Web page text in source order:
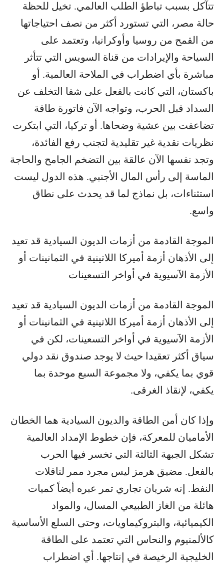
تتآكل بسبب تباطؤ الطلب العالمي. تخيل للحظة
حالة مصر، التي تستورد أكثر من نصف احتياجاتها
من القمح من روسيا وأوكرانيا، وتعتمد على
السياحة والإيرادات من قناة السويس التي تتأثر
مباشرة بأي اضطراب في الملاحة العالمية. أو
باكستان، التي كانت بالفعل على شفا التخلف عن
السداد قبل الحرب، وتواجه الآن فاتورة طاقة
تضاعفت بين عشية وضحاها. أو تركيا، التي ابتكرت
نظريات نقدية غير تقليدية لتجنب رفع الفائدة،
وتجد نفسها الآن عالقة بين التضخم الجامح والحاجة
الماسة إلى رأس المال الأجنبي. هذه الدول ليست
استثناءات، بل نماذج لما قد يحدث على نطاق
واسع.
الموجة القادمة من أزمات الديون السيادية قد تعيد
إلى الأذهان أزمة أميركا اللاتينية في الثمانينات أو
الأزمة الآسيوية في أواخر التسعينات
الموجة القادمة من أزمات الديون السيادية قد تعيد
إلى الأذهان أزمة أميركا اللاتينية في الثمانينات أو
الأزمة الآسيوية في أواخر التسعينات، لكن في
سياق أكثر تعقيدا حيث لا يوجد صندوق نقد دولي
قوي بما يكفي، ولا مجموعة السبع موحدة بما
يكفي، لإنقاذ الغرقى.
وإذا كان أمن الطاقة والديون السيادية هما الخطان
الأماميان للمعركة، فإن خطوط الإمداد العالمية
تشكل الجبهة الثالثة التي تخسر فيها الحرب
بالفعل. مضيق هرمز ليس مجرد ممر لناقلات
النفط. إنه شريان تجاري تمر عبره أيضاً كميات
هائلة من الغاز الطبيعي المسال، والمواد
الكيميائية، والبتروكيماويات، وحتى السلع الأساسية
كالألمنيوم والنحاس التي تعتمد على الطاقة
الخليجية الرخيصة في إنتاجها. أي اضطراب